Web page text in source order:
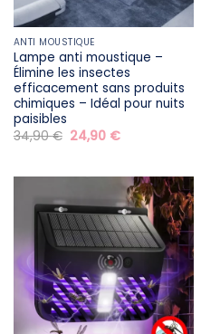
ANTI MOUSTIQUE
Lampe anti moustique –
Élimine les insectes
efficacement sans produits
chimiques – Idéal pour nuits
paisibles
34,90€ Le
prix
34,90 €.
24,90 €Le
24,90 €.